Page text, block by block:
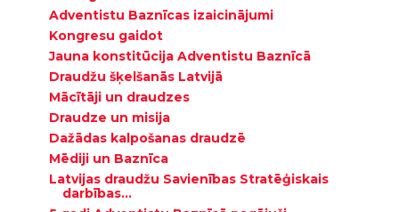
Adventistu Baznīcas izaicinājumi
Kongresu gaidot
Jauna konstitūcija Adventistu Baznīcā
Draudžu šķelšanās Latvijā
Mācītāji un draudzes
Draudze un misija
Dažādas kalpošanas draudzē
Mēdiji un Baznīca
Latvijas draudžu Savienības Stratēģiskais
darbības...